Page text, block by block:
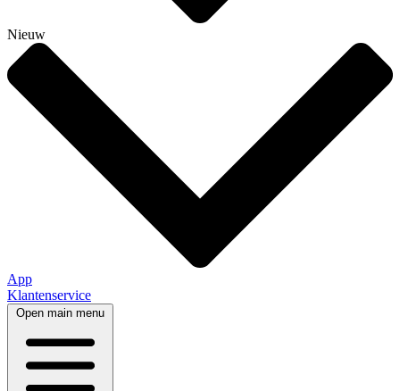
Nieuw
App
Klantenservice
Open main menu